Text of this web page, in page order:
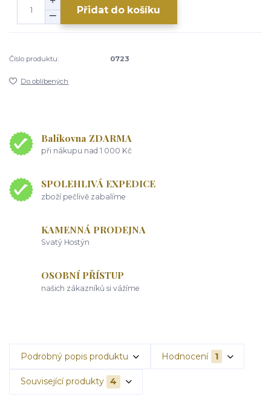
Přidat do košíku
Číslo produktu: 0723
Do oblíbených
Balíkovna ZDARMA
při nákupu nad 1 000 Kč
SPOLEHLIVÁ EXPEDICE
zboží pečlivě zabalíme
KAMENNÁ PRODEJNA
Svatý Hostýn
OSOBNÍ PŘÍSTUP
našich zákazníků si vážíme
Podrobný popis produktu Hodnocení 1
Související produkty 4